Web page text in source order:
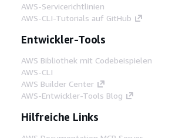
AWS-Servicerichtlinien
AWS-CLI-Tutorials auf GitHub
Entwickler-Tools
AWS Bibliothek mit Codebeispielen
AWS-CLI
AWS Builder Center
AWS-Entwickler-Tools Blog
Hilfreiche Links